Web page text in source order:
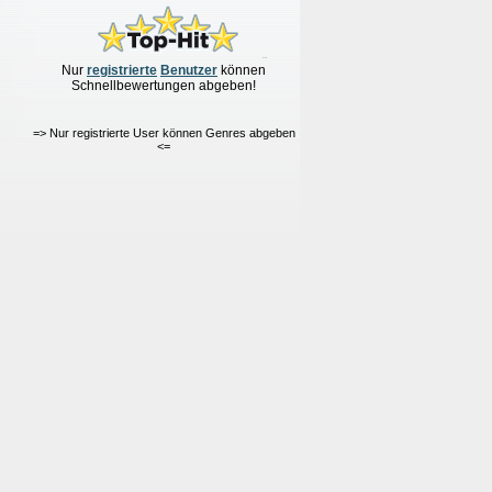
Nur registrierte Benutzer können
Schnellbewertungen abgeben!
=> Nur registrierte User können Genres abgeben
<=